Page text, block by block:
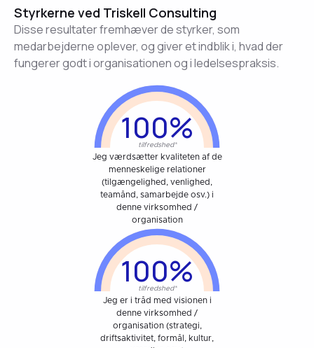
Styrkerne ved Triskell Consulting
Disse resultater fremhæver de styrker, som
medarbejderne oplever, og giver et indblik i, hvad der
fungerer godt i organisationen og i ledelsespraksis.
100%
tilfredshed*
Jeg værdsætter kvaliteten af de
menneskelige relationer
(tilgængelighed, venlighed,
teamånd, samarbejde osv.) i
denne virksomhed /
organisation
100%
tilfredshed*
Jeg er i tråd med visionen i
denne virksomhed /
organisation (strategi,
driftsaktivitet, formål, kultur,